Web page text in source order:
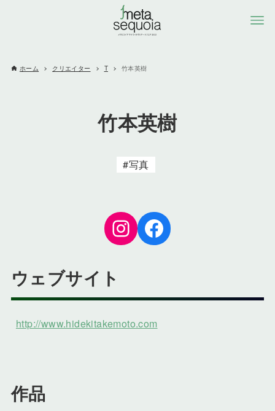
ホーム クリエイター T 竹本英樹
竹本英樹
写真
Instagram
Facebook
ウェブサイト
http://www.hidekitakemoto.com
作品